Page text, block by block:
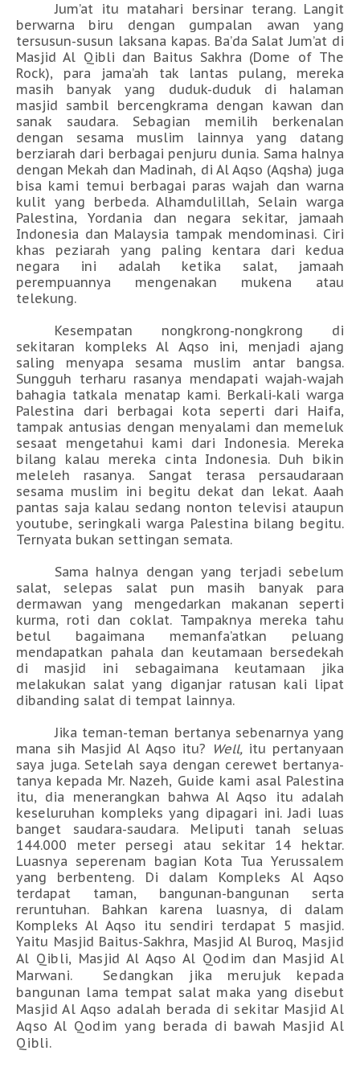
Jum’at itu matahari bersinar terang. Langit
berwarna biru dengan gumpalan awan yang
tersusun-susun laksana kapas. Ba’da Salat Jum’at di
Masjid Al Qibli dan Baitus Sakhra (Dome of The
Rock), para jama’ah tak lantas pulang, mereka
masih banyak yang duduk-duduk di halaman
masjid sambil bercengkrama dengan kawan dan
sanak saudara. Sebagian memilih berkenalan
dengan sesama muslim lainnya yang datang
berziarah dari berbagai penjuru dunia. Sama halnya
dengan Mekah dan Madinah, di Al Aqso (Aqsha) juga
bisa kami temui berbagai paras wajah dan warna
kulit yang berbeda. Alhamdulillah, Selain warga
Palestina, Yordania dan negara sekitar, jamaah
Indonesia dan Malaysia tampak mendominasi. Ciri
khas peziarah yang paling kentara dari kedua
negara ini adalah ketika salat, jamaah
perempuannya mengenakan mukena atau
telekung.
Kesempatan nongkrong-nongkrong di
sekitaran kompleks Al Aqso ini, menjadi ajang
saling menyapa sesama muslim antar bangsa.
Sungguh terharu rasanya mendapati wajah-wajah
bahagia tatkala menatap kami. Berkali-kali warga
Palestina dari berbagai kota seperti dari Haifa,
tampak antusias dengan menyalami dan memeluk
sesaat mengetahui kami dari Indonesia. Mereka
bilang kalau mereka cinta Indonesia. Duh bikin
meleleh rasanya. Sangat terasa persaudaraan
sesama muslim ini begitu dekat dan lekat. Aaah
pantas saja kalau sedang nonton televisi ataupun
youtube, seringkali warga Palestina bilang begitu.
Ternyata bukan settingan semata.
Sama halnya dengan yang terjadi sebelum
salat, selepas salat pun masih banyak para
dermawan yang mengedarkan makanan seperti
kurma, roti dan coklat. Tampaknya mereka tahu
betul bagaimana memanfa’atkan peluang
mendapatkan pahala dan keutamaan bersedekah
di masjid ini sebagaimana keutamaan jika
melakukan salat yang diganjar ratusan kali lipat
dibanding salat di tempat lainnya.
Jika teman-teman bertanya sebenarnya yang
mana sih Masjid Al Aqso itu? Well, itu pertanyaan
saya juga. Setelah saya dengan cerewet bertanya-
tanya kepada Mr. Nazeh, Guide kami asal Palestina
itu, dia menerangkan bahwa Al Aqso itu adalah
keseluruhan kompleks yang dipagari ini. Jadi luas
banget saudara-saudara. Meliputi tanah seluas
144.000 meter persegi atau sekitar 14 hektar.
Luasnya seperenam bagian Kota Tua Yerussalem
yang berbenteng. Di dalam Kompleks Al Aqso
terdapat taman, bangunan-bangunan serta
reruntuhan. Bahkan karena luasnya, di dalam
Kompleks Al Aqso itu sendiri terdapat 5 masjid.
Yaitu Masjid Baitus-Sakhra, Masjid Al Buroq, Masjid
Al Qibli, Masjid Al Aqso Al Qodim dan Masjid Al
Marwani. Sedangkan jika merujuk kepada
bangunan lama tempat salat maka yang disebut
Masjid Al Aqso adalah berada di sekitar Masjid Al
Aqso Al Qodim yang berada di bawah Masjid Al
Qibli.